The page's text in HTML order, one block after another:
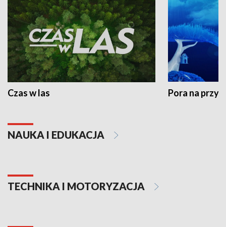
Czas w las Pora na
NAUKA I EDUKACJA
TECHNIKA I MOTORYZACJA